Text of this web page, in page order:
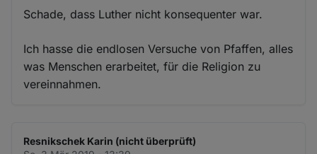
Schade, dass Luther nicht konsequenter war.
Ich hasse die endlosen Versuche von Pfaffen, alles
was Menschen erarbeitet, für die Religion zu
vereinnahmen.
Resnikschek Karin (nicht überprüft)